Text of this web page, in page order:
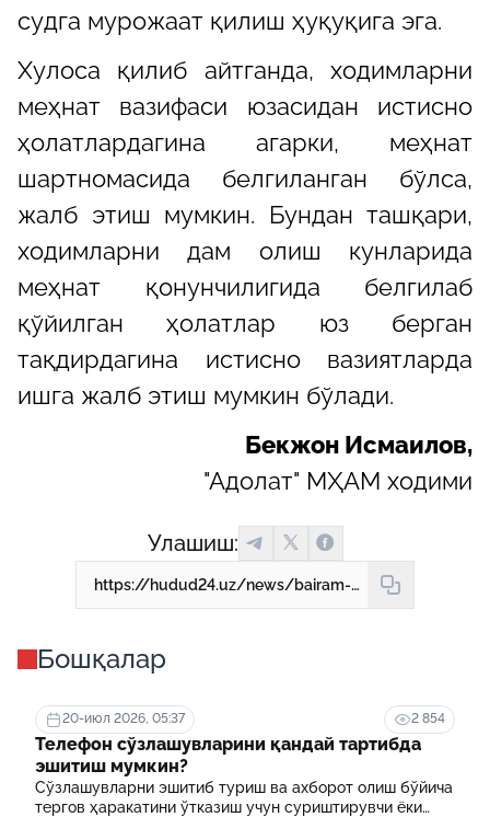
судга мурожаат қилиш ҳуқуқига эга.
Хулоса қилиб айтганда, ходимларни
меҳнат вазифаси юзасидан истисно
ҳолатлардагина агарки, меҳнат
шартномасида белгиланган бўлса,
жалб этиш мумкин. Бундан ташқари,
ходимларни дам олиш кунларида
меҳнат қонунчилигида белгилаб
қўйилган ҳолатлар юз берган
тақдирдагина истисно вазиятларда
ишга жалб этиш мумкин бўлади.
Бекжон Исмаилов,
"Адолат" МҲАМ ходими
Улашиш:
https://hudud24.uz/news/bairam-kunlari-khodimlarni-ishga-zhalb-etish-mumkinmi
Бошқалар
20-июл 2026, 05:37 2 854
Телефон сўзлашувларини қандай тартибда
эшитиш мумкин?
Сўзлашувларни эшитиб туриш ва ахборот олиш бўйича
тергов ҳаракатини ўтказиш учун суриштирувчи ёки